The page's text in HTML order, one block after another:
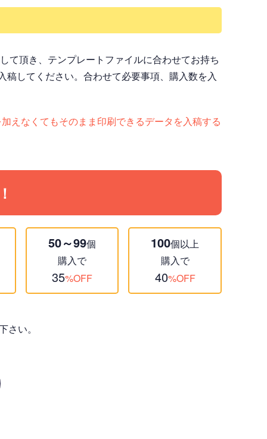
て頂き、テンプレートファイルに合わせてお持ち
してください。合わせて必要事項、購入数を入
えなくてもそのまま印刷できるデータを入稿する
50～99個
購入で
35%OFF
100個以上
購入で
40%OFF
い。